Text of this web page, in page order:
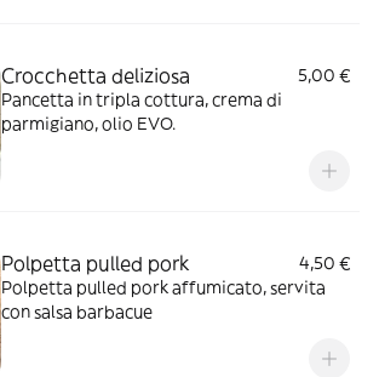
Crocchetta deliziosa
5,00 €
Pancetta in tripla cottura, crema di
parmigiano, olio EVO.
Polpetta pulled pork
4,50 €
Polpetta pulled pork affumicato, servita
con salsa barbacue